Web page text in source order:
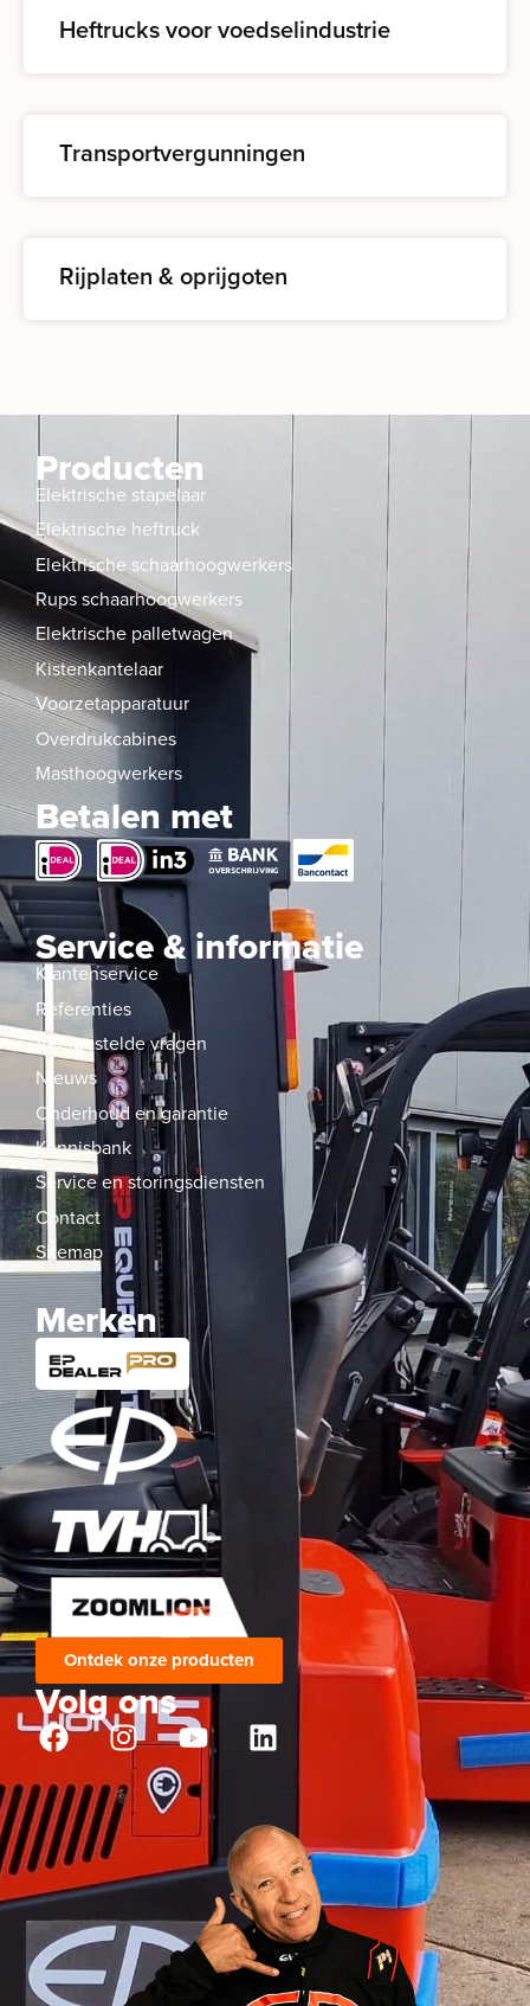
Heftrucks voor voedselindustrie
Transportvergunningen
Rijplaten & oprijgoten
Producten
Elektrische stapelaar
Elektrische heftruck
Elektrische schaarhoogwerkers
Rups schaarhoogwerkers
Elektrische palletwagen
Kistenkantelaar
Voorzetapparatuur
Overdrukcabines
Masthoogwerkers
Betalen met
Service & informatie
Klantenservice
Referenties
Veelgestelde vragen
Nieuws
Onderhoud en garantie
Kennisbank
Service en storingsdiensten
Contact
Sitemap
Merken
Ontdek onze producten
Volg ons